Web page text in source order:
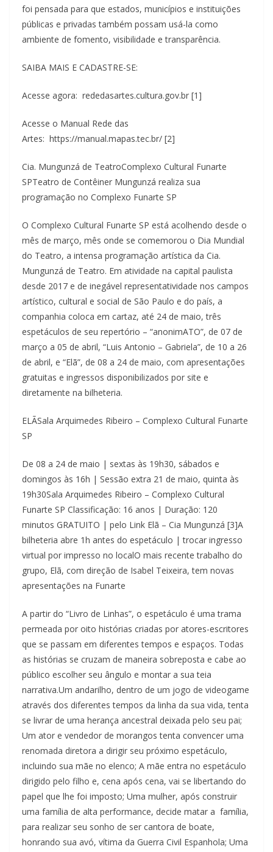
foi pensada para que estados, municípios e instituições
públicas e privadas também possam usá-la como
ambiente de fomento, visibilidade e transparência.
SAIBA MAIS E CADASTRE-SE:
Acesse agora: rededasartes.cultura.gov.br [1]
Acesse o Manual Rede das
Artes: https://manual.mapas.tec.br/ [2]
Cia. Mungunzá de TeatroComplexo Cultural Funarte
SPTeatro de Contêiner Mungunzá realiza sua
programação no Complexo Funarte SP
O Complexo Cultural Funarte SP está acolhendo desde o
mês de março, mês onde se comemorou o Dia Mundial
do Teatro, a intensa programação artística da Cia.
Mungunzá de Teatro. Em atividade na capital paulista
desde 2017 e de inegável representatividade nos campos
artístico, cultural e social de São Paulo e do país, a
companhia coloca em cartaz, até 24 de maio, três
espetáculos de seu repertório – “anonimATO”, de 07 de
março a 05 de abril, “Luis Antonio – Gabriela”, de 10 a 26
de abril, e “Elã”, de 08 a 24 de maio, com apresentações
gratuitas e ingressos disponibilizados por site e
diretamente na bilheteria.
ELÃSala Arquimedes Ribeiro – Complexo Cultural Funarte
SP
De 08 a 24 de maio | sextas às 19h30, sábados e
domingos às 16h | Sessão extra 21 de maio, quinta às
19h30Sala Arquimedes Ribeiro – Complexo Cultural
Funarte SP Classificação: 16 anos | Duração: 120
minutos GRATUITO | pelo Link Elã – Cia Mungunzá [3]A
bilheteria abre 1h antes do espetáculo | trocar ingresso
virtual por impresso no localO mais recente trabalho do
grupo, Elã, com direção de Isabel Teixeira, tem novas
apresentações na Funarte
A partir do “Livro de Linhas”, o espetáculo é uma trama
permeada por oito histórias criadas por atores-escritores
que se passam em diferentes tempos e espaços. Todas
as histórias se cruzam de maneira sobreposta e cabe ao
público escolher seu ângulo e montar a sua teia
narrativa.Um andarilho, dentro de um jogo de videogame
através dos diferentes tempos da linha da sua vida, tenta
se livrar de uma herança ancestral deixada pelo seu pai;
Um ator e vendedor de morangos tenta convencer uma
renomada diretora a dirigir seu próximo espetáculo,
incluindo sua mãe no elenco; A mãe entra no espetáculo
dirigido pelo filho e, cena após cena, vai se libertando do
papel que lhe foi imposto; Uma mulher, após construir
uma família de alta performance, decide matar a família,
para realizar seu sonho de ser cantora de boate,
honrando sua avó, vítima da Guerra Civil Espanhola; Uma